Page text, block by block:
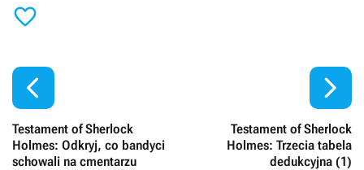


Testament of Sherlock
Holmes: Odkryj, co bandyci
schowali na cmentarzu
Testament of Sherlock
Holmes: Trzecia tabela
dedukcyjna (1)
